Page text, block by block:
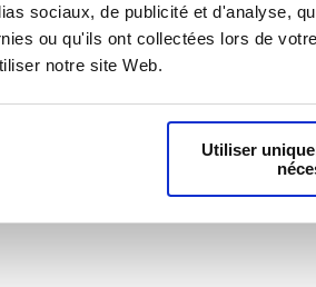
sociaux, de publicité et d'analyse,
ou qu'ils ont collectées lors de
notre site Web.
Utiliser
: